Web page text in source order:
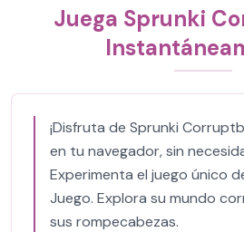
Juega Sprunki
¡Disfruta de Sprunki
en tu navegador, sin
Experimenta el juego único
Juego. Explora su mundo
sus rompecabezas.